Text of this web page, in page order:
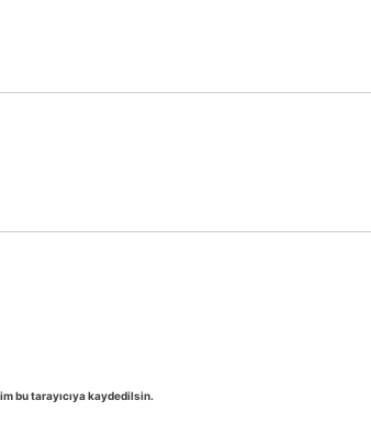
bu tarayıcıya kaydedilsin.